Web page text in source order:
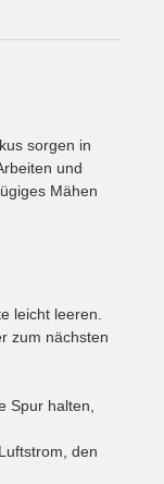
sorgen in
und
Mähen
leicht leeren.
zum nächsten
Spur halten,
den